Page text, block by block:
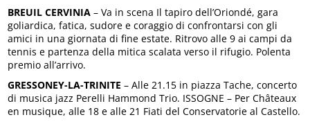
BREUIL CERVINIA – Va in scena Il tapiro dell’Oriondé, gara
goliardica, fatica, sudore e coraggio di confrontarsi con gli
amici in una giornata di fine estate. Ritrovo alle 9 ai campi da
tennis e partenza della mitica scalata verso il rifugio. Polenta
premio all’arrivo.
GRESSONEY-LA-TRINITE – Alle 21.15 in piazza Tache, concerto
di musica jazz Perelli Hammond Trio. ISSOGNE – Per Châteaux
en musique, alle 18 e alle 21 Fiati del Conservatorie al Castello.